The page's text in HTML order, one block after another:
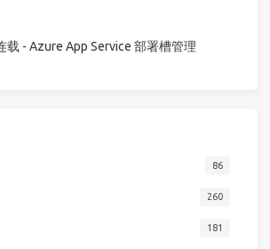
载 - Azure App Service 部署槽管理
86
260
181